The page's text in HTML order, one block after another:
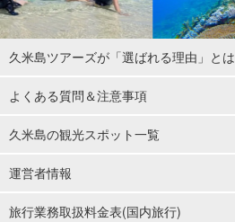
久米島ツアーズが「選ばれる理由」とは
よくある質問＆注意事項
久米島の観光スポット一覧
運営者情報
旅行業務取扱料金表(国内旅行)